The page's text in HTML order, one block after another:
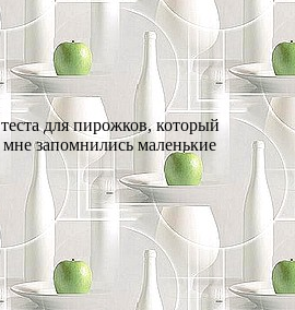
для пирожков, который
запомнились маленькие